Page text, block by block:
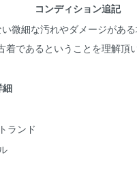
コンディション追記
微細な汚れやダメージがあ
着であるということを理解頂
ランド